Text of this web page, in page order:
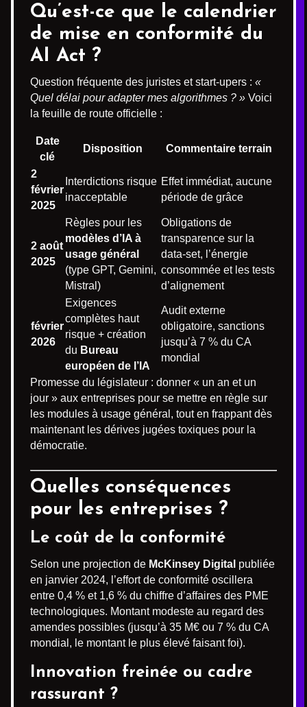
Qu’est-ce que le calendrier
de mise en conformité du
AI Act ?
Question fréquente des juristes et start-upers : «
Quel délai pour adapter mes algorithmes ? » Voici
la feuille de route officielle :
Date
clé
Disposition Commentaire terrain
2
février
2025
Interdictions risque
inacceptable
Effet immédiat, aucune
période de grâce
2 août
2025
Règles pour les
modèles d’IA à
usage général
(type GPT, Gemini,
Mistral)
Obligations de
transparence sur la
data-set, l’énergie
consommée et les tests
d’alignement
février
2026
Exigences
complètes haut
risque + création
du Bureau
européen de l’IA
Audit externe
obligatoire, sanctions
jusqu’à 7 % du CA
mondial
Promesse du législateur : donner « un an et un
jour » aux entreprises pour se mettre en règle sur
les modules à usage général, tout en frappant dès
maintenant les dérives jugées toxiques pour la
démocratie.
Quelles conséquences
pour les entreprises ?
Le coût de la conformité
Selon une projection de McKinsey Digital publiée
en janvier 2024, l’effort de conformité oscillera
entre 0,4 % et 1,6 % du chiffre d’affaires des PME
technologiques. Montant modeste au regard des
amendes possibles (jusqu’à 35 M€ ou 7 % du CA
mondial, le montant le plus élevé faisant foi).
Innovation freinée ou cadre
rassurant ?